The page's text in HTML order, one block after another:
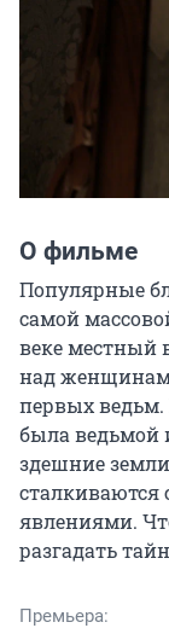
О фильме
Популярные
самой
веке местный
над
первых ведьм.
была ведьмой
здешние
явлениями.
разгадать
Премьера: